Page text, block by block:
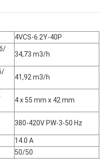
4VCS-6.2Y-40P
34,73 m3/h
41,92 m3/h
4 x 55 mm x 42 mm
380-420V PW-3-50 Hz
14.0 A
50/50